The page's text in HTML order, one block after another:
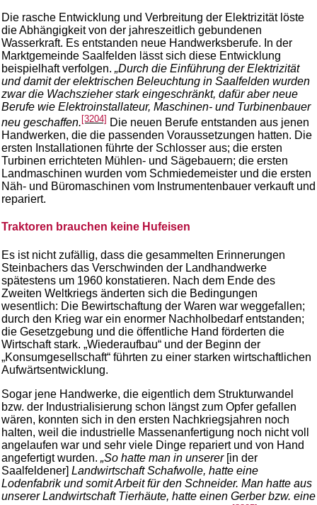
Die rasche Entwicklung und Verbreitung der Elektrizität löste
die Abhängigkeit von der jahreszeitlich gebundenen
Wasserkraft. Es entstanden neue Handwerksberufe. In der
Marktgemeinde Saalfelden lässt sich diese Entwicklung
beispielhaft verfolgen. „Durch die Einführung der Elektrizität
und damit der elektrischen Beleuchtung in Saalfelden wurden
zwar die Wachszieher stark eingeschränkt, dafür aber neue
Berufe wie Elektroinstallateur, Maschinen- und Turbinenbauer
neu geschaffen. [3204] Die neuen Berufe entstanden aus jenen
Handwerken, die die passenden Voraussetzungen hatten. Die
ersten Installationen führte der Schlosser aus; die ersten
Turbinen errichteten Mühlen- und Sägebauern; die ersten
Landmaschinen wurden vom Schmiedemeister und die ersten
Näh- und Büromaschinen vom Instrumentenbauer verkauft und
repariert.
Traktoren brauchen keine Hufeisen
Es ist nicht zufällig, dass die gesammelten Erinnerungen
Steinbachers das Verschwinden der Landhandwerke
spätestens um 1960 konstatieren. Nach dem Ende des
Zweiten Weltkriegs änderten sich die Bedingungen
wesentlich: Die Bewirtschaftung der Waren war weggefallen;
durch den Krieg war ein enormer Nachholbedarf entstanden;
die Gesetzgebung und die öffentliche Hand förderten die
Wirtschaft stark. „Wiederaufbau“ und der Beginn der
„Konsumgesellschaft“ führten zu einer starken wirtschaftlichen
Aufwärtsentwicklung.
Sogar jene Handwerke, die eigentlich dem Strukturwandel
bzw. der Industrialisierung schon längst zum Opfer gefallen
wären, konnten sich in den ersten Nachkriegsjahren noch
halten, weil die industrielle Massenanfertigung noch nicht voll
angelaufen war und sehr viele Dinge repariert und von Hand
angefertigt wurden. „So hatte man in unserer [in der
Saalfeldener] Landwirtschaft Schafwolle, hatte eine
Lodenfabrik und somit Arbeit für den Schneider. Man hatte aus
unserer Landwirtschaft Tierhäute, hatte einen Gerber bzw. eine